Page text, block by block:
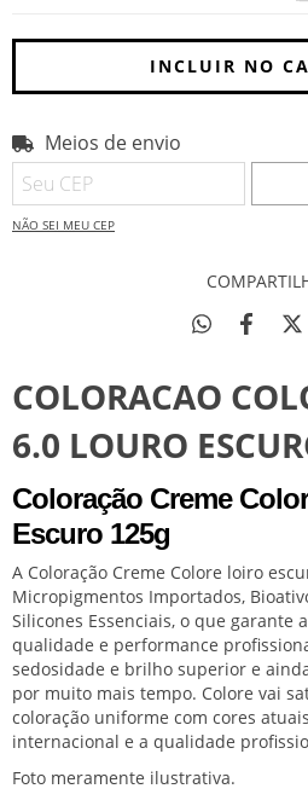
Entregas para o CEP:
Meios de envio
NÃO SEI MEU CEP
COLORACAO
6.0 LOURO
Coloração Creme
Escuro 125g
A Coloração Creme Colore loiro
Micropigmentos Importados,
Silicones Essenciais, o que garante
qualidade e performance
sedosidade e brilho superior e
por muito mais tempo. Colore vai
coloração uniforme com cores
internacional e a qualidade
Foto meramente ilustrativa.